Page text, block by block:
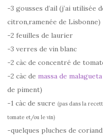
-3 gousses d’ail (j’ai utilisée
citron,ramenée de Lisbonne)
-2 feuilles de laurier
-3 verres de vin blanc
-2 càc de concentré de
-2 càc de massa de malagueta
de piment)
-1 càc de sucre (pas dans la
tomate et/ou le vin)
-quelques pluches de